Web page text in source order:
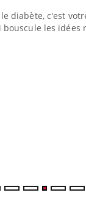
diabète, c'est
les idées
la santé et de la
Docteur